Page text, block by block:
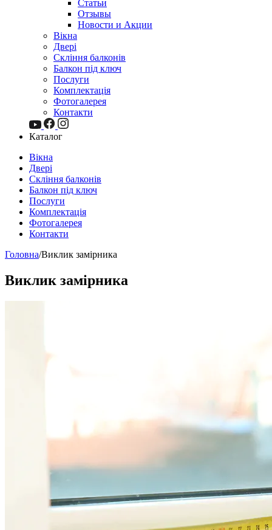
Статьи
Отзывы
Новости и Акции
Вікна
Двері
Скління балконів
Балкон під ключ
Послуги
Комплектація
Фотогалерея
Контакти
Каталог
Вікна
Двері
Скління балконів
Балкон під ключ
Послуги
Комплектація
Фотогалерея
Контакти
Головна/Виклик замірника
Виклик замірника